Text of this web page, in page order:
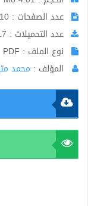
عدد الصفحات : 110
عدد التحميلات : 31417
نوع الملف : PDF
المؤلف : محمد